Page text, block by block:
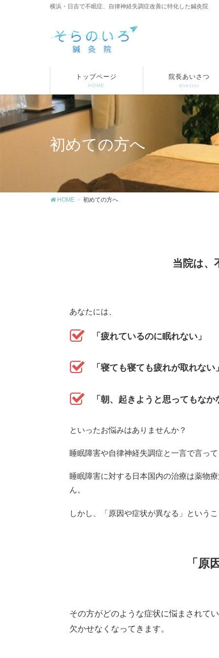
横浜・日吉で不眠症、自律神経失調症改善に特化した鍼灸院
トップページ
HOME
院長あいさつ
director
初めての方へ
HOME 初めての方へ
当院は、
あなたには、
「疲れているのに眠れない」
「寝ても寝ても疲れが取れない
「朝、起きようと思ってもな
といったお悩みはありませんか？
睡眠障害や自律神経失調症と一言で言っ
睡眠障害に対する日本国内の治療は薬物
ん。
しかし、「原因や症状が異なる」という
「
その方がどのような症状に悩まされて
欠かせなくなってきます。